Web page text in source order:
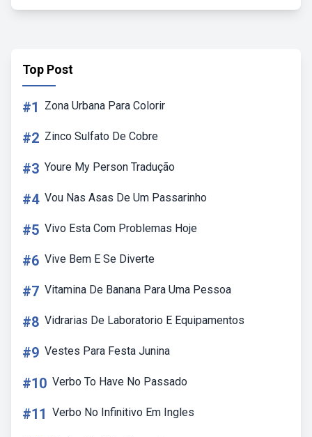
Top Post
#1 Zona Urbana Para Colorir
#2 Zinco Sulfato De Cobre
#3 Youre My Person Tradução
#4 Vou Nas Asas De Um Passarinho
#5 Vivo Esta Com Problemas Hoje
#6 Vive Bem E Se Diverte
#7 Vitamina De Banana Para Uma Pessoa
#8 Vidrarias De Laboratorio E Equipamentos
#9 Vestes Para Festa Junina
#10 Verbo To Have No Passado
#11 Verbo No Infinitivo Em Ingles